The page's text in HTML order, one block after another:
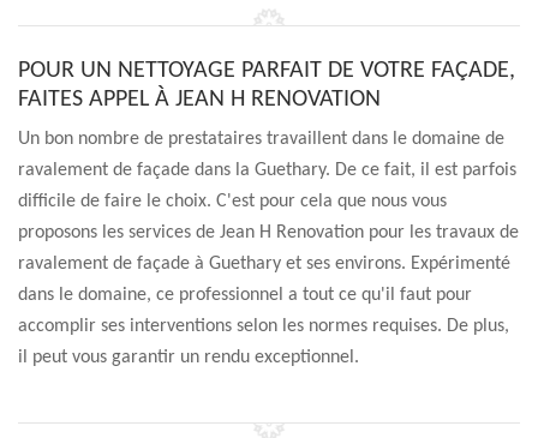
POUR UN NETTOYAGE PARFAIT DE VOTRE FAÇADE,
FAITES APPEL À JEAN H RENOVATION
Un bon nombre de prestataires travaillent dans le domaine de
ravalement de façade dans la Guethary. De ce fait, il est parfois
difficile de faire le choix. C'est pour cela que nous vous
proposons les services de Jean H Renovation pour les travaux de
ravalement de façade à Guethary et ses environs. Expérimenté
dans le domaine, ce professionnel a tout ce qu'il faut pour
accomplir ses interventions selon les normes requises. De plus,
il peut vous garantir un rendu exceptionnel.